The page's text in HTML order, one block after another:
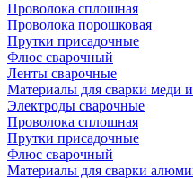
Проволока сплошная
Проволока порошковая
Прутки присадочные
Флюс сварочный
Ленты сварочные
Материалы для сварки меди и
Электроды сварочные
Проволока сплошная
Прутки присадочные
Флюс сварочный
Материалы для сварки